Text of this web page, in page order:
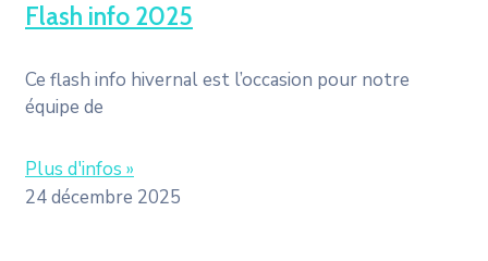
Flash info 2025
Ce flash info hivernal est l’occasion pour notre
équipe de
Plus d'infos »
24 décembre 2025